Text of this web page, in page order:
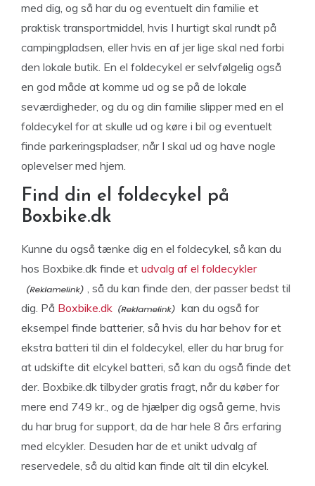
med dig, og så har du og eventuelt din familie et
praktisk transportmiddel, hvis I hurtigt skal rundt på
campingpladsen, eller hvis en af jer lige skal ned forbi
den lokale butik. En el foldecykel er selvfølgelig også
en god måde at komme ud og se på de lokale
seværdigheder, og du og din familie slipper med en el
foldecykel for at skulle ud og køre i bil og eventuelt
finde parkeringspladser, når I skal ud og have nogle
oplevelser med hjem.
Find din el foldecykel på
Boxbike.dk
Kunne du også tænke dig en el foldecykel, så kan du
hos Boxbike.dk finde et udvalg af el foldecykler
, så du kan finde den, der passer bedst til
dig. På Boxbike.dk
kan du også for
eksempel finde batterier, så hvis du har behov for et
ekstra batteri til din el foldecykel, eller du har brug for
at udskifte dit elcykel batteri, så kan du også finde det
der. Boxbike.dk tilbyder gratis fragt, når du køber for
mere end 749 kr., og de hjælper dig også gerne, hvis
du har brug for support, da de har hele 8 års erfaring
med elcykler. Desuden har de et unikt udvalg af
reservedele, så du altid kan finde alt til din elcykel.